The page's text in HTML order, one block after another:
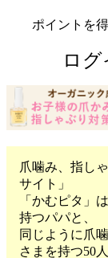
ポイントを
ログ
爪噛み、指し
サイト」
「かむピタ」
持つパパと、
同じように爪
さまを持つ50